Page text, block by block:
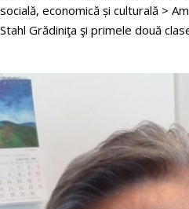
socială, economică și culturală >
Stahl Grădiniţa şi primele două